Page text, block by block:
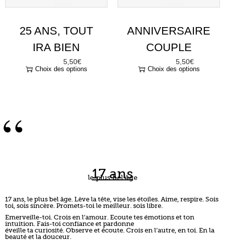
25 ANS, TOUT
IRA BIEN
5,50€
Choix des options
ANNIVERSAIRE
COUPLE
5,50€
Choix des options
17 ans
le plus bel âge
“
17 ans, le plus bel âge. Lève la tête, vise les étoiles. Aime, respire. Sois
toi, sois sincère. Promets-toi le meilleur. sois libre.
Emerveille-toi. Crois en l’amour. Ecoute tes émotions et ton
intuition. Fais-toi confiance et pardonne
éveille ta curiosité. Observe et écoute. Crois en l’autre, en toi. En la
beauté et la douceur.